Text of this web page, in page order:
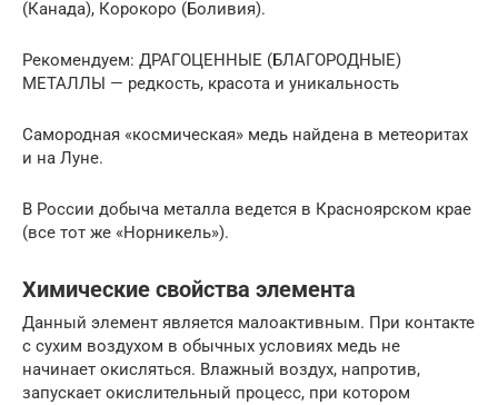
(Канада), Корокоро (Боливия).
Рекомендуем: ДРАГОЦЕННЫЕ (БЛАГОРОДНЫЕ)
МЕТАЛЛЫ — редкость, красота и уникальность
Самородная «космическая» медь найдена в метеоритах
и на Луне.
В России добыча металла ведется в Красноярском крае
(все тот же «Норникель»).
Химические свойства элемента
Данный элемент является малоактивным. При контакте
с сухим воздухом в обычных условиях медь не
начинает окисляться. Влажный воздух, напротив,
запускает окислительный процесс, при котором